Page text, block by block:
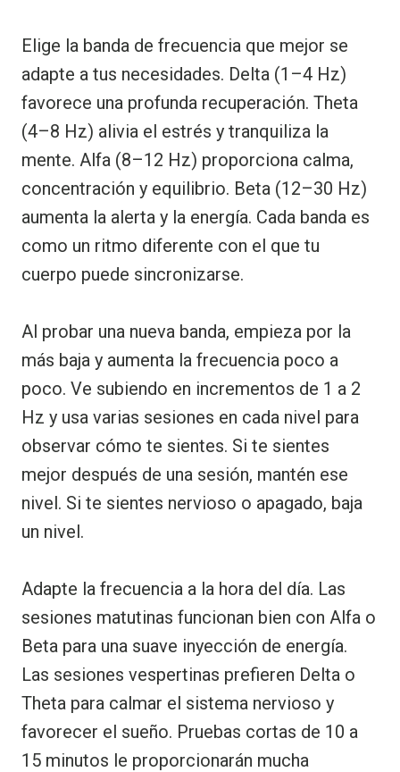
Elige la banda de frecuencia que mejor se
adapte a tus necesidades. Delta (1–4 Hz)
favorece una profunda recuperación. Theta
(4–8 Hz) alivia el estrés y tranquiliza la
mente. Alfa (8–12 Hz) proporciona calma,
concentración y equilibrio. Beta (12–30 Hz)
aumenta la alerta y la energía. Cada banda es
como un ritmo diferente con el que tu
cuerpo puede sincronizarse.
Al probar una nueva banda, empieza por la
más baja y aumenta la frecuencia poco a
poco. Ve subiendo en incrementos de 1 a 2
Hz y usa varias sesiones en cada nivel para
observar cómo te sientes. Si te sientes
mejor después de una sesión, mantén ese
nivel. Si te sientes nervioso o apagado, baja
un nivel.
Adapte la frecuencia a la hora del día. Las
sesiones matutinas funcionan bien con Alfa o
Beta para una suave inyección de energía.
Las sesiones vespertinas prefieren Delta o
Theta para calmar el sistema nervioso y
favorecer el sueño. Pruebas cortas de 10 a
15 minutos le proporcionarán mucha